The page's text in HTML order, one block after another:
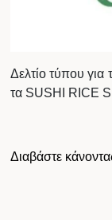
Δελτίο τύπου
τα SUSHI RICE
Διαβάστε